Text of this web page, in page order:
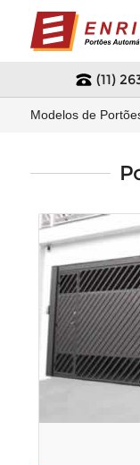
(11)
Modelos de